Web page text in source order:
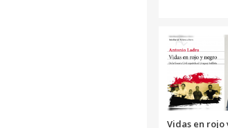
Vidas en rojo